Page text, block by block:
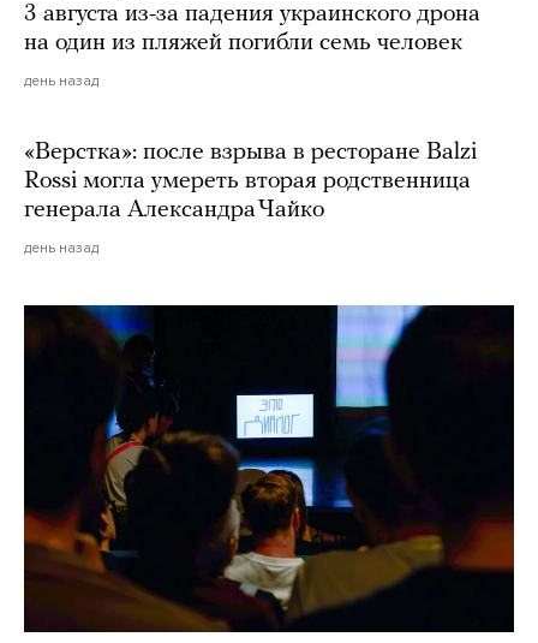
3 августа из-за падения украинского дрона
на один из пляжей погибли семь человек
день назад
«Верстка»: после взрыва в ресторане Balzi
Rossi могла умереть вторая родственница
генерала Александра Чайко
день назад